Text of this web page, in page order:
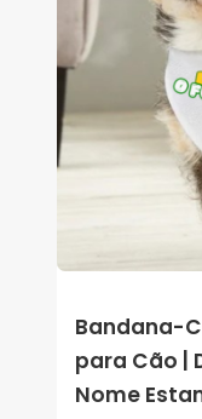
Bandana-
para Cão |
Nome